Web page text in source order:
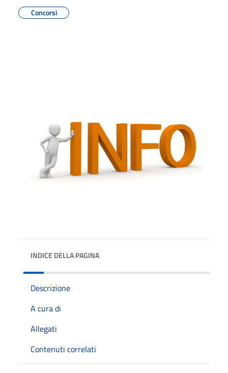
Concorsi
INDICE DELLA PAGINA
Descrizione
A cura di
Allegati
Contenuti correlati